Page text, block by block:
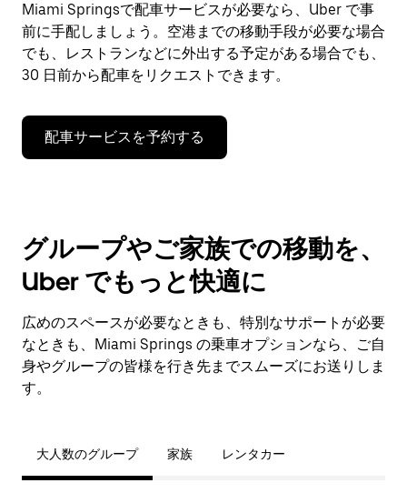
Miami Springsで配車サービスが必要なら、Uber で事
前に手配しましょう。空港までの移動手段が必要な場合
でも、レストランなどに外出する予定がある場合でも、
30 日前から配車をリクエストできます。
配車サービスを予約する
グループやご家族での移動を、
Uber でもっと快適に
広めのスペースが必要なときも、特別なサポートが必要
なときも、Miami Springs の乗車オプションなら、ご自
身やグループの皆様を行き先までスムーズにお送りしま
す。
大人数のグループ 家族 レンタカー